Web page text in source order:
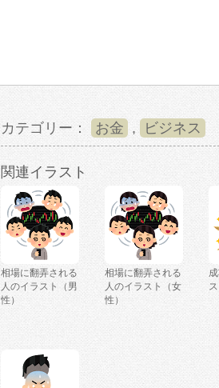
カテゴリー： お金 , ビジネス
関連イラスト
相場に翻弄される
人のイラスト（男
性）
相場に翻弄される
人のイラスト（女
性）